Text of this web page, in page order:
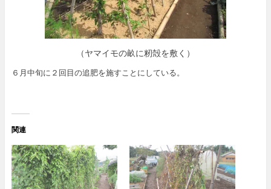
（ヤマイモの畝に籾殻を敷く）
６月中旬に２回目の追肥を施すことにしている。
関連